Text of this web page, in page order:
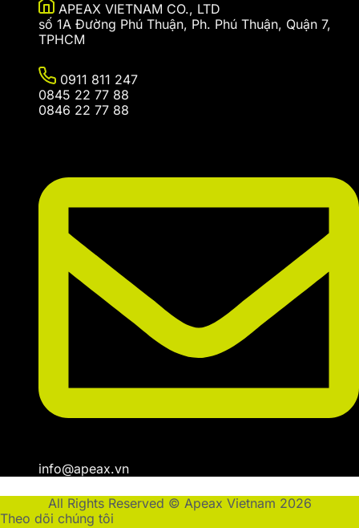
APEAX VIETNAM CO., LTD
số 1A Đường Phú Thuận, Ph. Phú Thuận, Quận 7,
TPHCM
0911 811 247
0845 22 77 88
0846 22 77 88
info@apeax.vn
All Rights Reserved © Apeax Vietnam 2026
Theo dõi chúng tôi